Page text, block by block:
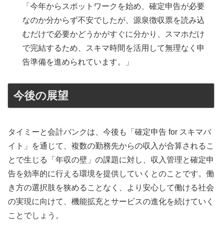
「今年からスポットワークを始め、確定申告が必要
なのか分からず不安でしたが、源泉徴収票を読み込
むだけで必要かどうかがすぐに分かり、スマホだけ
で完結するため、スキマ時間を活用して無理なく申
告準備を進められています。」
今後の展望
タイミーと会計バンクは、今後も「確定申告 for スキマバ
イト」を通じて、複数の勤務先からの収入が合算されるこ
とで生じる「年収の壁」の課題に対し、収入管理と確定申
告を効率的に行える環境を提供していくとのことです。働
き方の選択肢を狭めることなく、より安心して働ける社会
の実現に向けて、機能拡充とサービスの進化を続けていく
ことでしょう。